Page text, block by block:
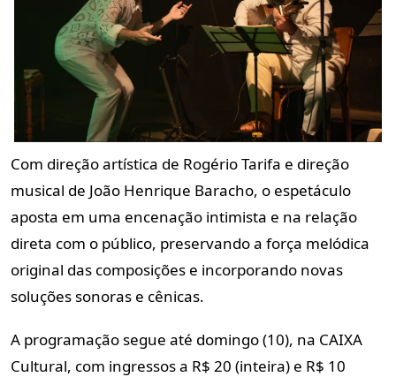
Com direção artística de Rogério Tarifa e direção
musical de João Henrique Baracho, o espetáculo
aposta em uma encenação intimista e na relação
direta com o público, preservando a força melódica
original das composições e incorporando novas
soluções sonoras e cênicas.
A programação segue até domingo (10), na CAIXA
Cultural, com ingressos a R$ 20 (inteira) e R$ 10